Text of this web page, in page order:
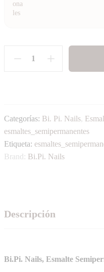
Categorías: Bi. Pi. Nails,
esmaltes_semipermanentes
Etiqueta:
Brand: Bi.Pi. Nails
Descripción
Bi.Pi. Nails, Esmalte